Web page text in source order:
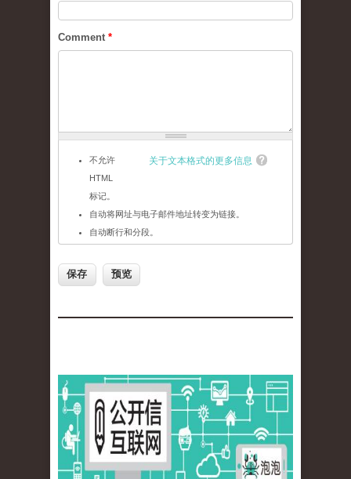
Comment *
关于文本格式的更多信息
不允许
HTML
标记。
自动将网址与电子邮件地址转变为链接。
自动断行和分段。